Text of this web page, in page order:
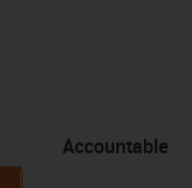
Accountable